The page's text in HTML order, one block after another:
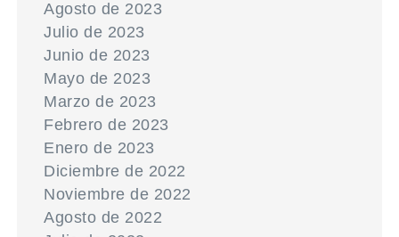
Agosto de 2023
Julio de 2023
Junio de 2023
Mayo de 2023
Marzo de 2023
Febrero de 2023
Enero de 2023
Diciembre de 2022
Noviembre de 2022
Agosto de 2022